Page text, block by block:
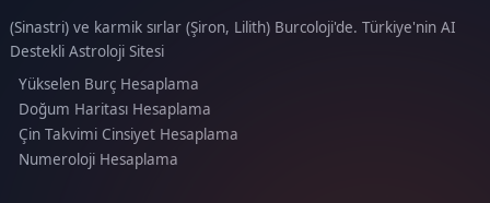
(Sinastri) ve karmik sırlar (Şiron, Lilith) Burcoloji'de. Türkiye'nin AI
Destekli Astroloji Sitesi
Yükselen Burç Hesaplama
Doğum Haritası Hesaplama
Çin Takvimi Cinsiyet Hesaplama
Numeroloji Hesaplama